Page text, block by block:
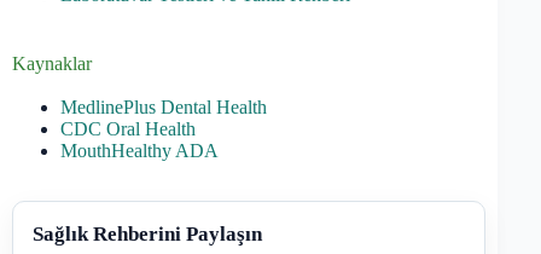
Kaynaklar
MedlinePlus Dental Health
CDC Oral Health
MouthHealthy ADA
Sağlık Rehberini Paylaşın